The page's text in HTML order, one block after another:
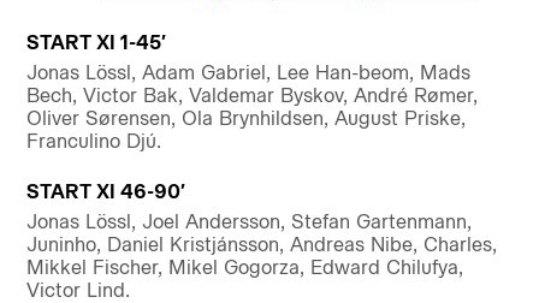
START XI 1-45′
Jonas Lössl, Adam Gabriel, Lee Han-beom, Mads
Bech, Victor Bak, Valdemar Byskov, André Rømer,
Oliver Sørensen, Ola Brynhildsen, August Priske,
Franculino Djú.
START XI 46-90′
Jonas Lössl, Joel Andersson, Stefan Gartenmann,
Juninho, Daniel Kristjánsson, Andreas Nibe, Charles,
Mikkel Fischer, Mikel Gogorza, Edward Chilufya,
Victor Lind.